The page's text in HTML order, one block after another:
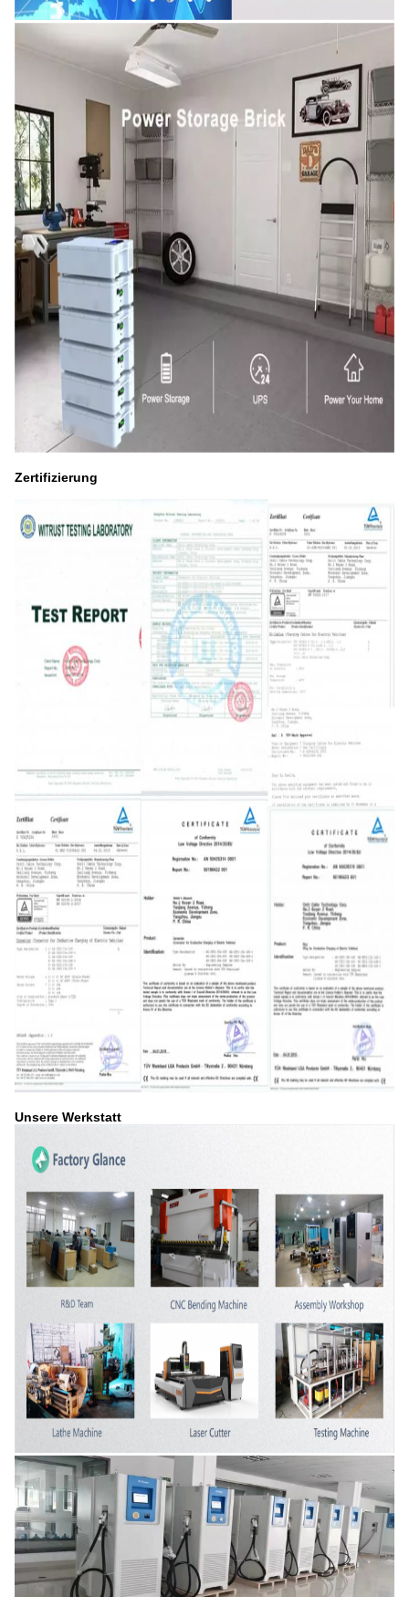
Zertifizierung
Unsere Werkstatt